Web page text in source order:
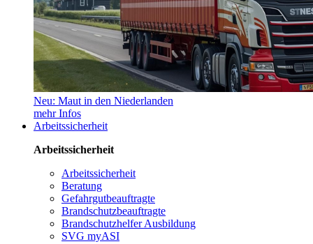
Neu: Maut in den Niederlanden
mehr Infos
Arbeitssicherheit
Arbeitssicherheit
Arbeitssicherheit
Beratung
Gefahrgutbeauftragte
Brandschutzbeauftragte
Brandschutzhelfer Ausbildung
SVG myASI